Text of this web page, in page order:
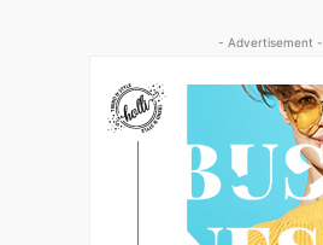
- Advertisement -